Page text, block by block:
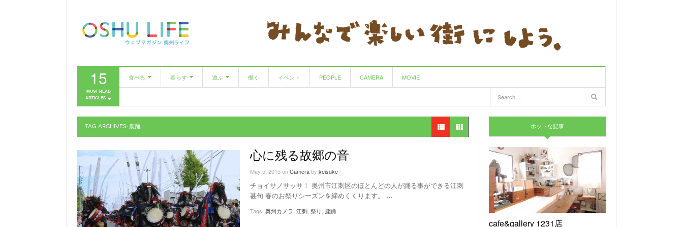
15
MUST READ
ARTICLES
食べる
レストラン
居酒屋・バー
Cafe&Furniture CLASSICO(クラシコ)- 12 years
コーヒーとパスタ チコ - 13 years ago
View All
暮らす
ファッション
農と人をめぐる
遊ぶ
- 11 years ago
循環型農業をめぐるツアー 〜米im♪My夢
♪Oshu〜
NPO法人 シチズンスポーツ奥州- 12 years ago
働く イベント PEOPLE CAMERA MOVIE
TAG ARCHIVES: 鹿踊
心に残る故郷の音
May 5, 2015onCameraby keisuke
チョイサノサッサ！ 奥州市江刺区のほとんどの人が踊る事ができる江刺
甚句 春のお祭りシーズンを締めくくります。 …
Tags: 奥州カメラ 江刺 祭り 鹿踊
ホットな記事
cafe&gallery 1231店